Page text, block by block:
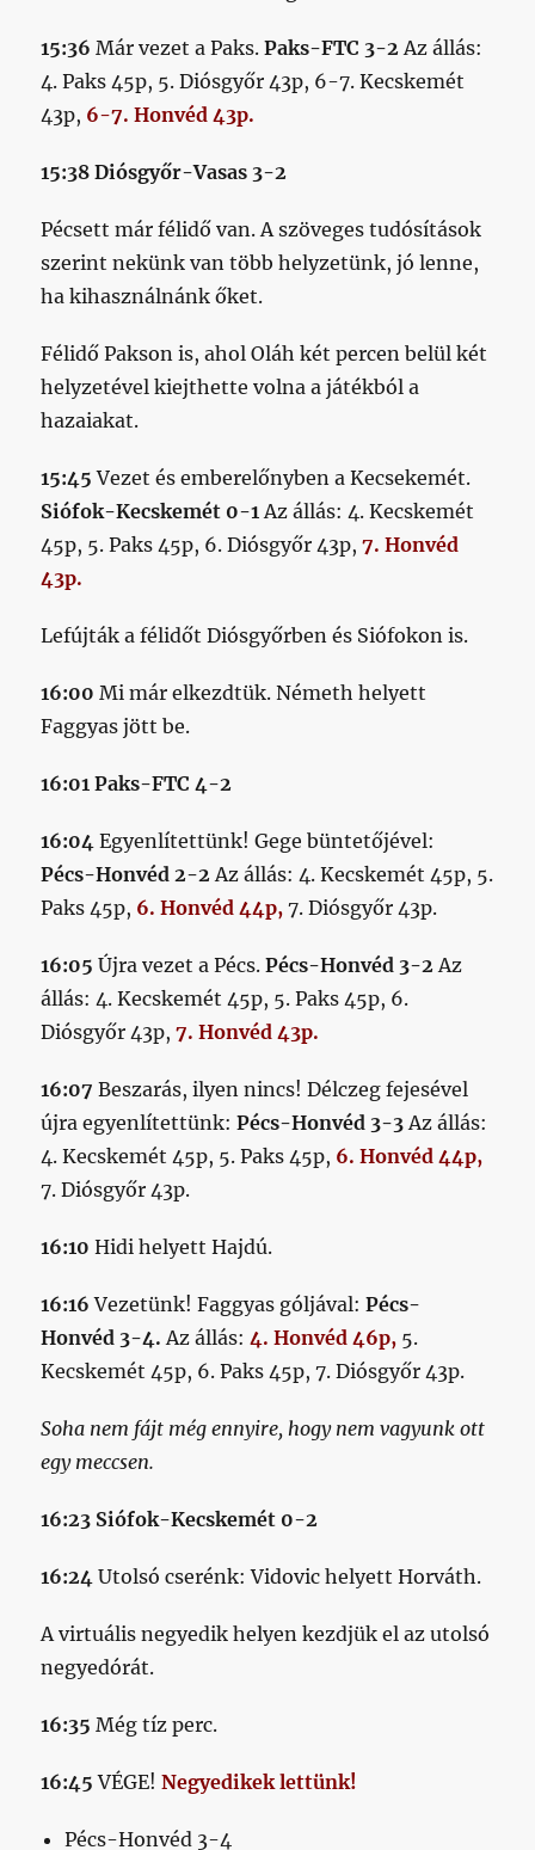
15:36 Már vezet a Paks.Paks-FTC 3-2Az állás:
4. Paks 45p, 5. Diósgyőr 43p, 6-7. Kecskemét
43p, 6-7. Honvéd 43p.
15:38 Diósgyőr-Vasas 3-2
Pécsett már félidő van. A szöveges tudósítások
szerint nekünk van több helyzetünk, jó lenne,
ha kihasználnánk őket.
Félidő Pakson is, ahol Oláh két percen belül két
helyzetével kiejthette volna a játékból a
hazaiakat.
15:45 Vezet és emberelőnyben a Kecsekemét.
Siófok-Kecskemét 0-1Az állás: 4. Kecskemét
45p, 5. Paks 45p, 6. Diósgyőr 43p,7. Honvéd
43p.
Lefújták a félidőt Diósgyőrben és Siófokon is.
16:00 Mi már elkezdtük. Németh helyett
Faggyas jött be.
16:01 Paks-FTC 4-2
16:04Egyenlítettünk! Gege büntetőjével:
Pécs-Honvéd 2-2Az állás: 4. Kecskemét 45p, 5.
Paks 45p, 6. Honvéd 44p, 7. Diósgyőr 43p.
16:05 Újra vezet a Pécs.Pécs-Honvéd 3-2Az
állás: 4. Kecskemét 45p, 5. Paks 45p, 6.
Diósgyőr 43p,7. Honvéd 43p.
16:07Beszarás, ilyen nincs! Délczeg fejesével
újra egyenlítettünk:Pécs-Honvéd 3-3Az állás:
4. Kecskemét 45p, 5. Paks 45p, 6. Honvéd 44p,
7. Diósgyőr 43p.
16:10 Hidi helyett Hajdú.
16:16 Vezetünk! Faggyas góljával:Pécs-
Honvéd 3-4. Az állás:4. Honvéd 46p, 5.
Kecskemét 45p, 6. Paks 45p, 7. Diósgyőr 43p.
Soha nem fájt még ennyire, hogy nem vagyunk ott
egy meccsen.
16:23 Siófok-Kecskemét 0-2
16:24 Utolsó cserénk: Vidovic helyett Horváth.
A virtuális negyedik helyen kezdjük el az utolsó
negyedórát.
16:35Még tíz perc.
16:45 VÉGE!Negyedikek lettünk!
Pécs-Honvéd 3-4